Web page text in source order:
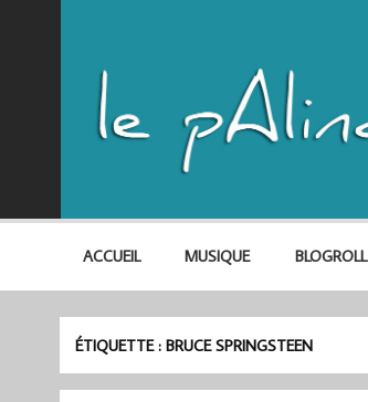
ACCUEIL MUSIQUE BLOGROLL
ÉTIQUETTE :BRUCE SPRINGSTEEN